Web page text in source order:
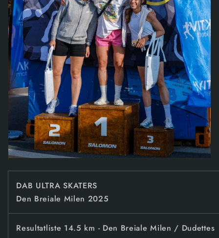
DAB ULTRA SKATERS
Den Breiale Milen 2025
Resultatliste 14.5 km - Den Breiale Milen / Dudettes